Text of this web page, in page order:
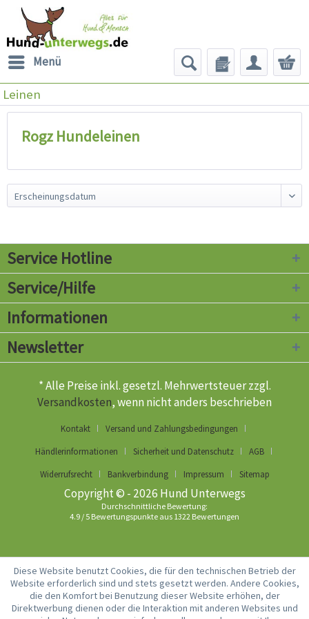
Menü
Leinen
Rogz Hundeleinen
Service Hotline
Service/Hilfe
Informationen
Newsletter
* Alle Preise inkl. gesetzl. Mehrwertsteuer zzgl.
Versandkosten, wenn nicht anders beschrieben
Kontakt
Versand und Zahlungsbedingungen
Händlerinformationen
Sicherheit und Datenschutz
AGB
Widerrufsrecht
Bankverbindung Impressum Sitemap
Copyright © - 2026 Hund Unterwegs
Durchschnittliche Bewertung:
4.9 / 5 Bewertungspunkte aus 1322 Bewertungen
Diese Website benutzt Cookies, die für den technischen Betrieb der
Website erforderlich sind und stets gesetzt werden. Andere Cookies,
die den Komfort bei Benutzung dieser Website erhöhen, der
Direktwerbung dienen oder die Interaktion mit anderen Websites und